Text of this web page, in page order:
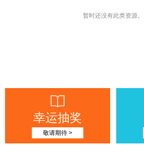
暂时还没有此类资源。
幸运抽奖
敬请期待 >